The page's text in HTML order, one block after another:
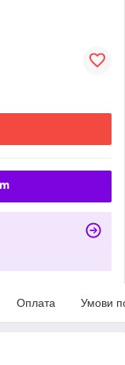
Оплата Умови